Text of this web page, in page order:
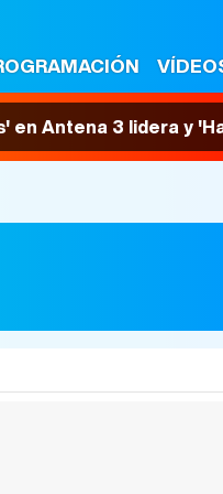
en Antena 3 lidera y